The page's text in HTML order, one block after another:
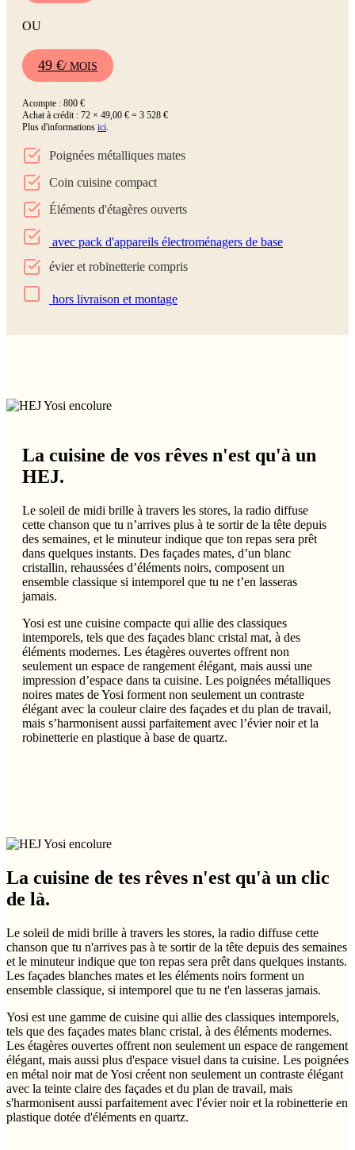
OU
49 €/ MOIS
Acompte : 800 €
Achat à crédit : 72 × 49,00 € = 3 528 €
Plus d'informations ici.
Poignées métalliques mates
Coin cuisine compact
Éléments d'étagères ouverts
avec pack d'appareils électroménagers de base
évier et robinetterie compris
hors livraison et montage
La cuisine de vos rêves n'est qu'à un
HEJ.
Le soleil de midi brille à travers les stores, la radio diffuse
cette chanson que tu n’arrives plus à te sortir de la tête depuis
des semaines, et le minuteur indique que ton repas sera prêt
dans quelques instants. Des façades mates, d’un blanc
cristallin, rehaussées d’éléments noirs, composent un
ensemble classique si intemporel que tu ne t’en lasseras
jamais.
Yosi est une cuisine compacte qui allie des classiques
intemporels, tels que des façades blanc cristal mat, à des
éléments modernes. Les étagères ouvertes offrent non
seulement un espace de rangement élégant, mais aussi une
impression d’espace dans ta cuisine. Les poignées métalliques
noires mates de Yosi forment non seulement un contraste
élégant avec la couleur claire des façades et du plan de travail,
mais s’harmonisent aussi parfaitement avec l’évier noir et la
robinetterie en plastique à base de quartz.
La cuisine de tes rêves n'est qu'à un clic
de là.
Le soleil de midi brille à travers les stores, la radio diffuse cette
chanson que tu n'arrives pas à te sortir de la tête depuis des semaines
et le minuteur indique que ton repas sera prêt dans quelques instants.
Les façades blanches mates et les éléments noirs forment un
ensemble classique, si intemporel que tu ne t'en lasseras jamais.
Yosi est une gamme de cuisine qui allie des classiques intemporels,
tels que des façades mates blanc cristal, à des éléments modernes.
Les étagères ouvertes offrent non seulement un espace de rangement
élégant, mais aussi plus d'espace visuel dans ta cuisine. Les poignées
en métal noir mat de Yosi créent non seulement un contraste élégant
avec la teinte claire des façades et du plan de travail, mais
s'harmonisent aussi parfaitement avec l'évier noir et la robinetterie en
plastique dotée d'éléments en quartz.